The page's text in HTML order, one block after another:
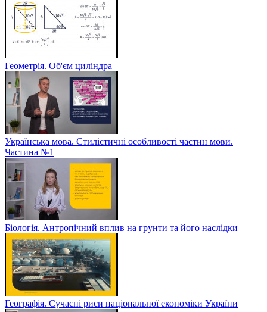
Геометрія. Об'єм циліндра
Українська мова. Стилістичні особливості частин мови.
Частина №1
Біологія. Антропічний вплив на грунти та його наслідки
Географія. Сучасні риси національної економіки України